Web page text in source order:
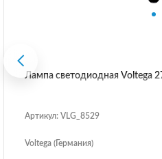
Лампа светодиодная Voltega
Артикул: VLG_8529
Voltega (Германия)